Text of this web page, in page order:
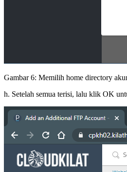
Gambar 6: Memilih home directory
h. Setelah semua terisi, lalu klik OK